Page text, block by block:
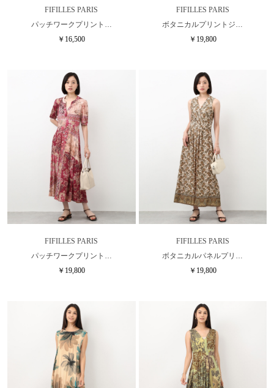
FIFILLES PARIS
パッチワークプリント…
￥16,500
FIFILLES PARIS
ボタニカルプリントジ…
￥19,800
FIFILLES PARIS
パッチワークプリント…
￥19,800
FIFILLES PARIS
ボタニカルパネルプリ…
￥19,800